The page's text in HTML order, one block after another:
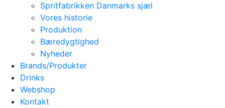
Spritfabrikken Danmarks sjæl
Vores historie
Produktion
Bæredygtighed
Nyheder
Brands/Produkter
Drinks
Webshop
Kontakt